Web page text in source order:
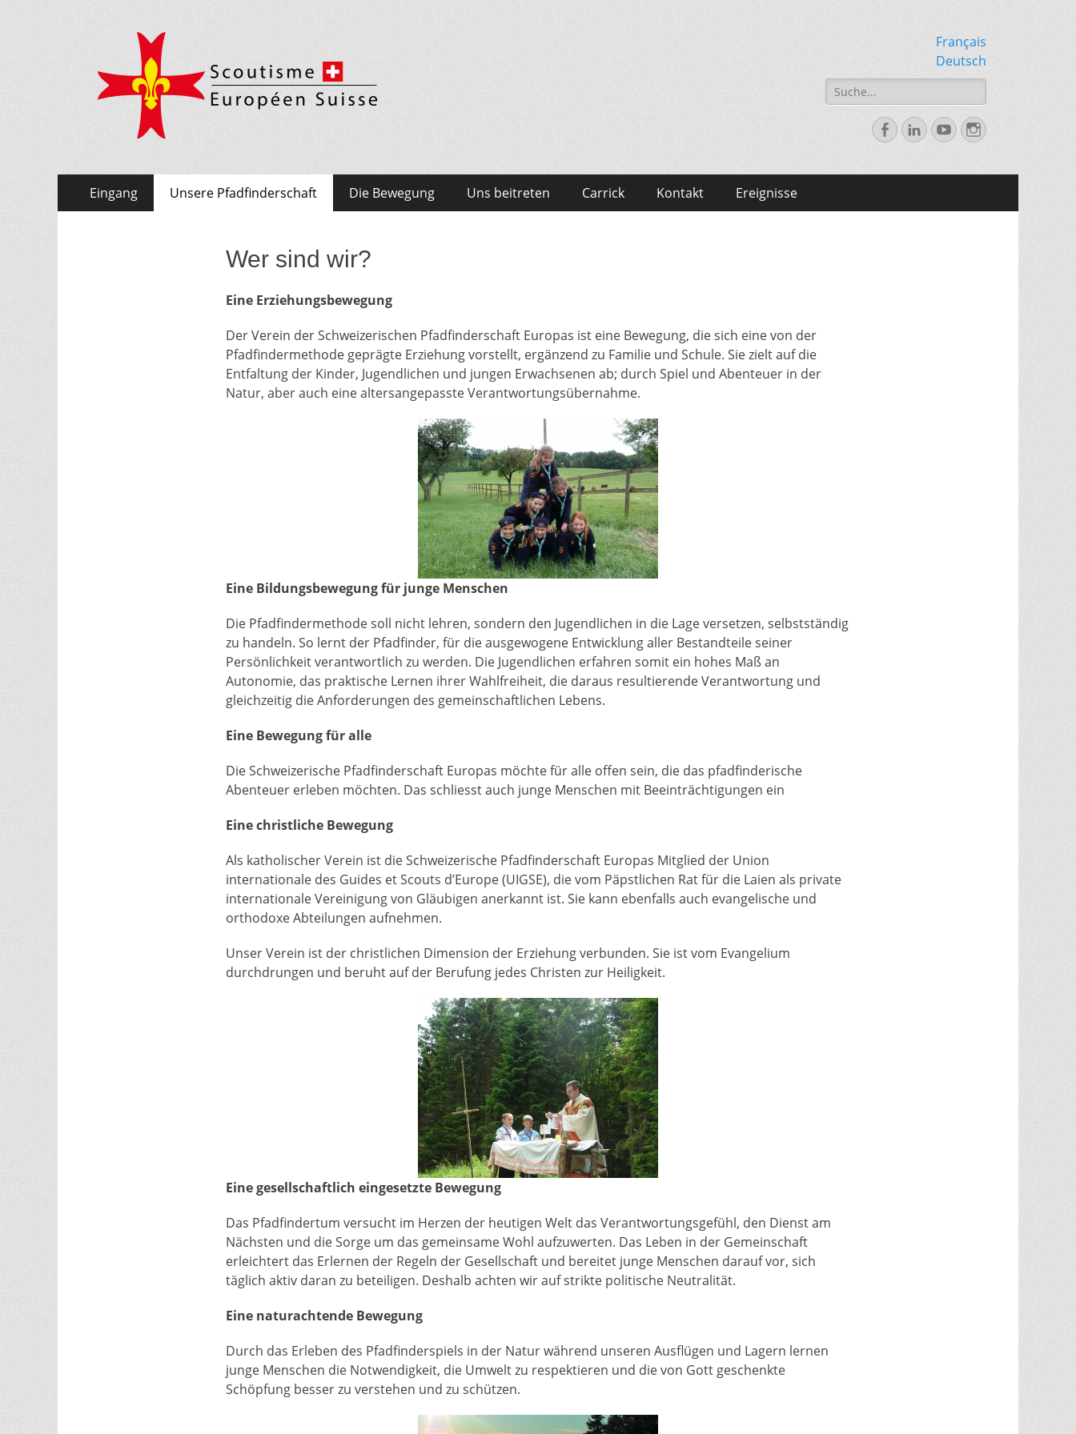
Schweizer Pfadfinderschaft Europas
Français
Deutsch
Search
for:
FacebookLinkedInYouTubeInstagram
Primary Menu
Eingang Unsere Pfadfinderschaft Die Bewegung Uns beitreten Carrick Kontakt Ereignisse
Wer sind wir?
Eine Erziehungsbewegung
Der Verein der Schweizerischen Pfadfinderschaft Europas ist eine Bewegung, die sich eine von der
Pfadfindermethode geprägte Erziehung vorstellt, ergänzend zu Familie und Schule. Sie zielt auf die
Entfaltung der Kinder, Jugendlichen und jungen Erwachsenen ab; durch Spiel und Abenteuer in der
Natur, aber auch eine altersangepasste Verantwortungsübernahme.
Eine Bildungsbewegung für junge Menschen
Die Pfadfindermethode soll nicht lehren, sondern den Jugendlichen in die Lage versetzen, selbstständig
zu handeln. So lernt der Pfadfinder, für die ausgewogene Entwicklung aller Bestandteile seiner
Persönlichkeit verantwortlich zu werden. Die Jugendlichen erfahren somit ein hohes Maß an
Autonomie, das praktische Lernen ihrer Wahlfreiheit, die daraus resultierende Verantwortung und
gleichzeitig die Anforderungen des gemeinschaftlichen Lebens.
Eine Bewegung für alle
Die Schweizerische Pfadfinderschaft Europas möchte für alle offen sein, die das pfadfinderische
Abenteuer erleben möchten. Das schliesst auch junge Menschen mit Beeinträchtigungen ein
Eine christliche Bewegung
Als katholischer Verein ist die Schweizerische Pfadfinderschaft Europas Mitglied der Union
internationale des Guides et Scouts d’Europe (UIGSE), die vom Päpstlichen Rat für die Laien als private
internationale Vereinigung von Gläubigen anerkannt ist. Sie kann ebenfalls auch evangelische und
orthodoxe Abteilungen aufnehmen.
Unser Verein ist der christlichen Dimension der Erziehung verbunden. Sie ist vom Evangelium
durchdrungen und beruht auf der Berufung jedes Christen zur Heiligkeit.
Eine gesellschaftlich eingesetzte Bewegung
Das Pfadfindertum versucht im Herzen der heutigen Welt das Verantwortungsgefühl, den Dienst am
Nächsten und die Sorge um das gemeinsame Wohl aufzuwerten. Das Leben in der Gemeinschaft
erleichtert das Erlernen der Regeln der Gesellschaft und bereitet junge Menschen darauf vor, sich
täglich aktiv daran zu beteiligen. Deshalb achten wir auf strikte politische Neutralität.
Eine naturachtende Bewegung
Durch das Erleben des Pfadfinderspiels in der Natur während unseren Ausflügen und Lagern lernen
junge Menschen die Notwendigkeit, die Umwelt zu respektieren und die von Gott geschenkte
Schöpfung besser zu verstehen und zu schützen.